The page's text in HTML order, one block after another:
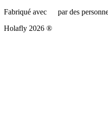
Fabriqué avec
par des
Holafly 2026 ®